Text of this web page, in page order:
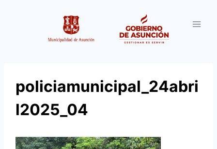
policiamunicipal_24abri
l2025_04